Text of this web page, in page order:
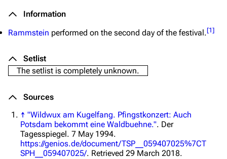
Information
Rammstein performed on the second day of the festival.[1]
Setlist
The setlist is completely unknown.
Sources
↑ "Wildwux am Kugelfang. Pfingstkonzert: Auch
Potsdam bekommt eine Waldbuehne.". Der
Tagesspiegel. 7 May 1994.
https://genios.de/document/TSP__059407025%7CT
SPH__059407025/. Retrieved 29 March 2018.